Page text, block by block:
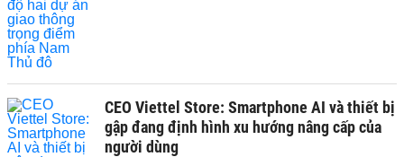
CEO Viettel Store: Smartphone AI và thiết bị
gập đang định hình xu hướng nâng cấp của
người dùng